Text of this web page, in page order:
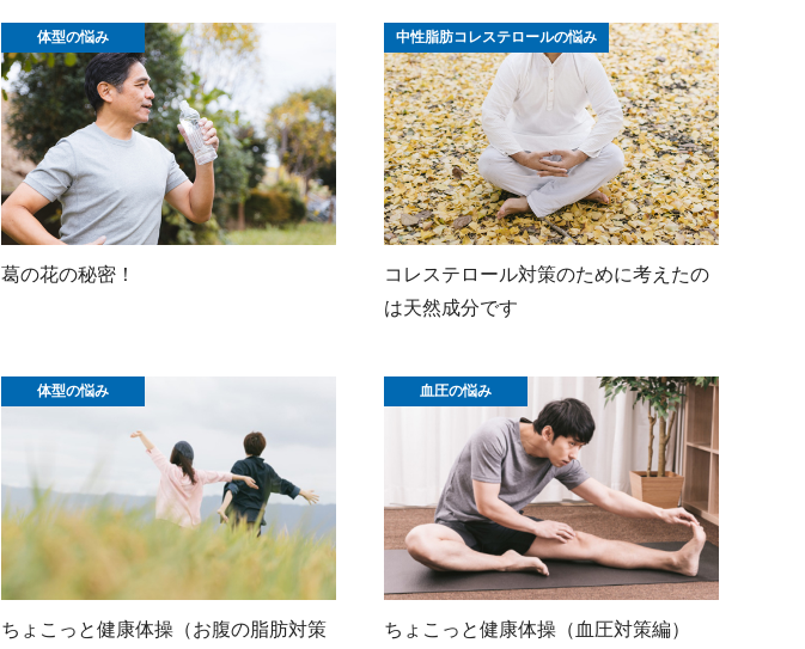
体型の悩み
葛の花の秘密！
中性脂肪コレステロールの悩み
コレステロール対策のために考えたの
は天然成分です
体型の悩み
ちょこっと健康体操（お腹の脂肪対策
血圧の悩み
ちょこっと健康体操（血圧対策編）